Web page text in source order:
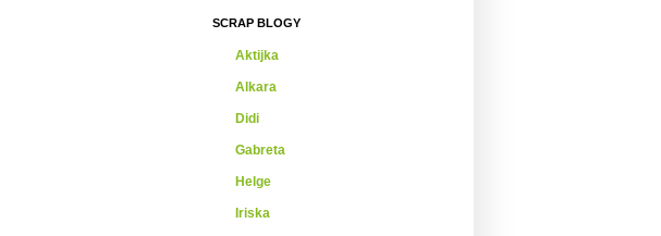
SCRAP BLOGY
Aktijka
Alkara
Didi
Gabreta
Helge
Iriska